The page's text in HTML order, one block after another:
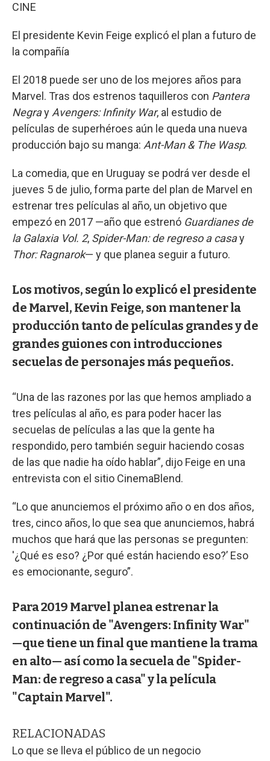
CINE
El presidente Kevin Feige explicó el plan a futuro de
la compañía
El 2018 puede ser uno de los mejores años para
Marvel. Tras dos estrenos taquilleros con Pantera
Negray Avengers: Infinity War, al estudio de
películas de superhéroes aún le queda una nueva
producción bajo su manga: Ant-Man & The Wasp.
La comedia, que en Uruguay se podrá ver desde el
jueves 5 de julio, forma parte del plan de Marvel en
estrenar tres películas al año, un objetivo que
empezó en 2017 —año que estrenó Guardianes de
la Galaxia Vol. 2, Spider-Man: de regreso a casay
Thor: Ragnarok— y que planea seguir a futuro.
Los motivos, según lo explicó el presidente
de Marvel, Kevin Feige, son mantener la
producción tanto de películas grandes y de
grandes guiones con introducciones
secuelas de personajes más pequeños.
“Una de las razones por las que hemos ampliado a
tres películas al año, es para poder hacer las
secuelas de películas a las que la gente ha
respondido, pero también seguir haciendo cosas
de las que nadie ha oído hablar”, dijo Feige en una
entrevista con el sitio CinemaBlend.
“Lo que anunciemos el próximo año o en dos años,
tres, cinco años, lo que sea que anunciemos, habrá
muchos que hará que las personas se pregunten:
'¿Qué es eso? ¿Por qué están haciendo eso?’ Eso
es emocionante, seguro”.
Para 2019 Marvel planea estrenar la
continuación de "Avengers: Infinity War"
—que tiene un final que mantiene la trama
en alto— así como la secuela de "Spider-
Man: de regreso a casa" y la película
"Captain Marvel".
RELACIONADAS
Lo que se lleva el público de un negocio